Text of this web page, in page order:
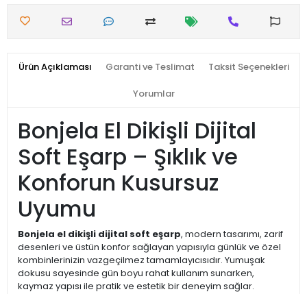
Ürün Açıklaması Garanti ve Teslimat Taksit Seçenekleri
Yorumlar
Bonjela El Dikişli Dijital
Soft Eşarp – Şıklık ve
Konforun Kusursuz
Uyumu
Bonjela el dikişli dijital soft eşarp, modern tasarımı, zarif
desenleri ve üstün konfor sağlayan yapısıyla günlük ve özel
kombinlerinizin vazgeçilmez tamamlayıcısıdır. Yumuşak
dokusu sayesinde gün boyu rahat kullanım sunarken,
kaymaz yapısı ile pratik ve estetik bir deneyim sağlar.